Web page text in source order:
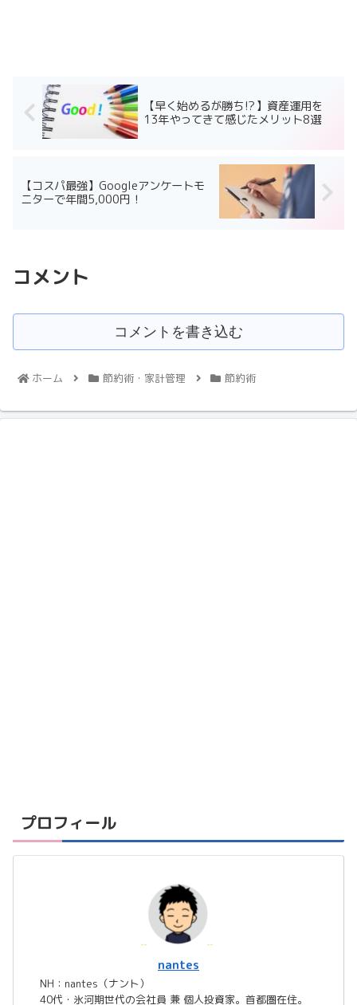
【早く始めるが勝ち⁉】資産運用を
13年やってきて感じたメリット8選
【コスパ最強】Googleアンケートモ
ニターで年間5,000円！
コメント
コメントを書き込む
ホーム 節約術・家計管理 節約術
プロフィール
nantes
NH：nantes（ナント）
40代・氷河期世代の会社員 兼 個人投資家。首都圏在住。